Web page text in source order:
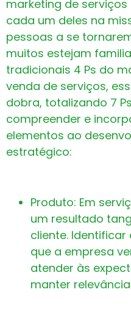
marketing de
cada um deles na
pessoas a se
muitos estejam
tradicionais 4 Ps do
venda de serviços,
dobra, totalizando 7
compreender e
elementos ao
estratégico:
Produto: Em
um resultado
cliente.
que a empresa
atender às
manter